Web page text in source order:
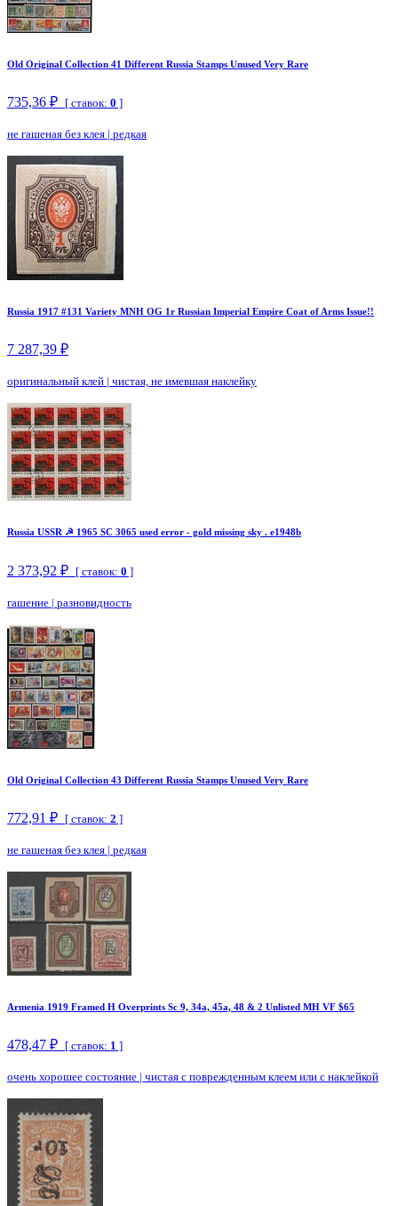
Old Original Collection 41 Different Russia Stamps Unused Very Rare
735,36 ₽ [ ставок: 0 ]
не гашеная без клея | редкая
Russia 1917 #131 Variety MNH OG 1r Russian Imperial Empire Coat of Arms Issue!!
7 287,39 ₽
оригинальный клей | чистая, не имевшая наклейку
Russia USSR ☭ 1965 SC 3065 used error - gold missing sky . e1948b
2 373,92 ₽ [ ставок: 0 ]
гашение | разновидность
Old Original Collection 43 Different Russia Stamps Unused Very Rare
772,91 ₽ [ ставок: 2 ]
не гашеная без клея | редкая
Armenia 1919 Framed H Overprints Sc 9, 34a, 45a, 48 & 2 Unlisted MH VF $65
478,47 ₽ [ ставок: 1 ]
очень хорошее состояние | чистая с поврежденным клеем или с наклейкой